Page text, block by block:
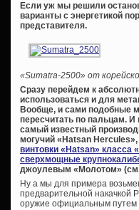
Если уж мы решили
варианты с энергетикой
представителя.
«Sumatra-2500» от
Сразу перейдем к
использоваться и для
Вообще, и сами подобные
пересчитать по пальцам.
самый известный
могучий «Hatsan
винтовки «Hatsan» класса
сверхмощные
джоулевым «Молотом»
Ну а мы для примера
предварительной накачкой
оружие официальным путем